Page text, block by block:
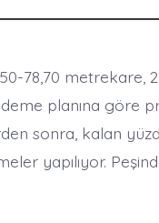
78,70 metrekare,
planına göre
sonra, kalan
yapılıyor.